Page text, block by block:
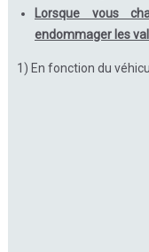
Lorsque vous
endommager les
1) En fonction du